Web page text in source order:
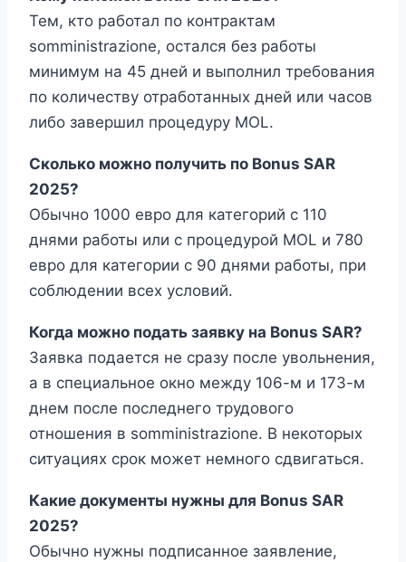
Тем, кто работал по контрактам
somministrazione, остался без работы
минимум на 45 дней и выполнил требования
по количеству отработанных дней или часов
либо завершил процедуру MOL.
Сколько можно получить по Bonus SAR
2025?
Обычно 1000 евро для категорий с 110
днями работы или с процедурой MOL и 780
евро для категории с 90 днями работы, при
соблюдении всех условий.
Когда можно подать заявку на Bonus SAR?
Заявка подается не сразу после увольнения,
а в специальное окно между 106-м и 173-м
днем после последнего трудового
отношения в somministrazione. В некоторых
ситуациях срок может немного сдвигаться.
Какие документы нужны для Bonus SAR
2025?
Обычно нужны подписанное заявление,